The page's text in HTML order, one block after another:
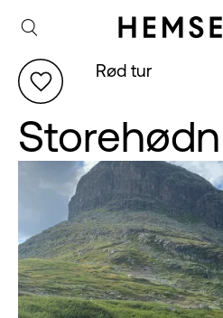
Rød tur
Storehødn